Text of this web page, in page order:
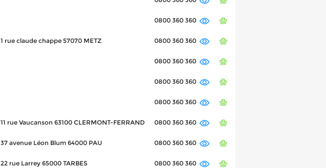
0800 360 360
1 rue claude chappe 57070 METZ 0800 360 360
0800 360 360
0800 360 360
0800 360 360
11 rue Vaucanson 63100 CLERMONT-FERRAND 0800 360 360
37 avenue Léon Blum 64000 PAU 0800 360 360
22 rue Larrey 65000 TARBES 0800 360 360